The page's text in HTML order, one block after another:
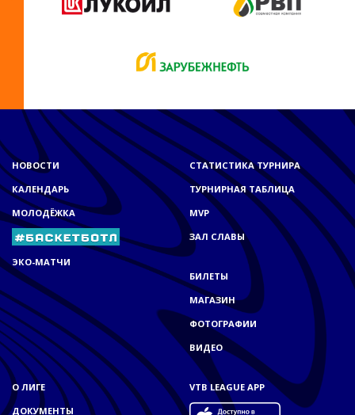
НОВОСТИ
КАЛЕНДАРЬ
МОЛОДЁЖКА
ЭКО-МАТЧИ
СТАТИСТИКА ТУРНИРА
ТУРНИРНАЯ ТАБЛИЦА
MVP
ЗАЛ СЛАВЫ
БИЛЕТЫ
МАГАЗИН
ФОТОГРАФИИ
ВИДЕО
О ЛИГЕ
ДОКУМЕНТЫ
VTB LEAGUE APP